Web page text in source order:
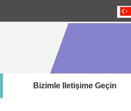
Bizimle Iletişime Geçin